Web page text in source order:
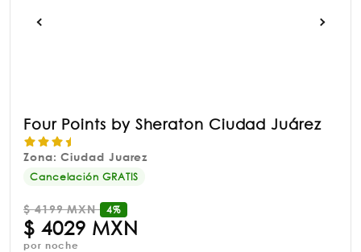
Four Points by Sheraton Ciudad Juárez
Zona: Ciudad Juarez
Cancelación GRATIS
$4199 MXN 4%
$ 4029 MXN
por noche